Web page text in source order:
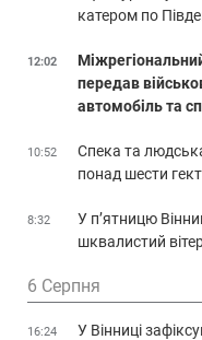
катером по
12:02
передав
автомобіль та
10:52
Спека та
понад шести
8:32
У п’ятницю
шквалистий
6 Серпня
16:24
У Вінниці